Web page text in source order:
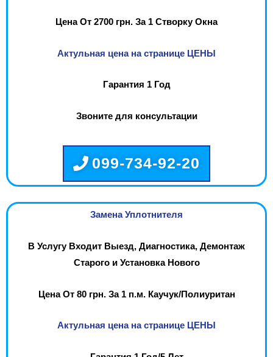
Цена От 2700 грн. За 1 Створку Окна
Актульная цена на странице ЦЕНЫ
Гарантия 1 Год
Звоните для консультации
099-734-92-20
Замена Уплотнителя
В Услугу Входит Выезд, Диагностика, Демонтаж
Старого и Установка Нового
Цена От 80 грн. За 1 п.м. Каучук/Полиуритан
Актульная цена на странице ЦЕНЫ